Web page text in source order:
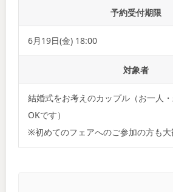
予約受付期限
6月19日(金) 18:00
対象者
結婚式をお考えのカップル（お一人
OKです）
※初めてのフェアへのご参加の方も大